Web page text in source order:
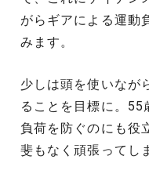
がらギアによる運動
みます。
少しは頭を使いなが
ることを目標に。
負荷を防ぐのにも役
斐もなく頑張ってし